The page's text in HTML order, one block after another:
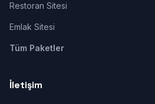
Restoran Sitesi
Emlak Sitesi
Tüm Paketler
İletişim